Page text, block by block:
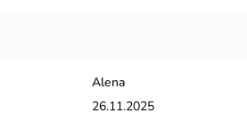
Alena
Hodnotenie obchodu je 5 z 5
26.11.2025